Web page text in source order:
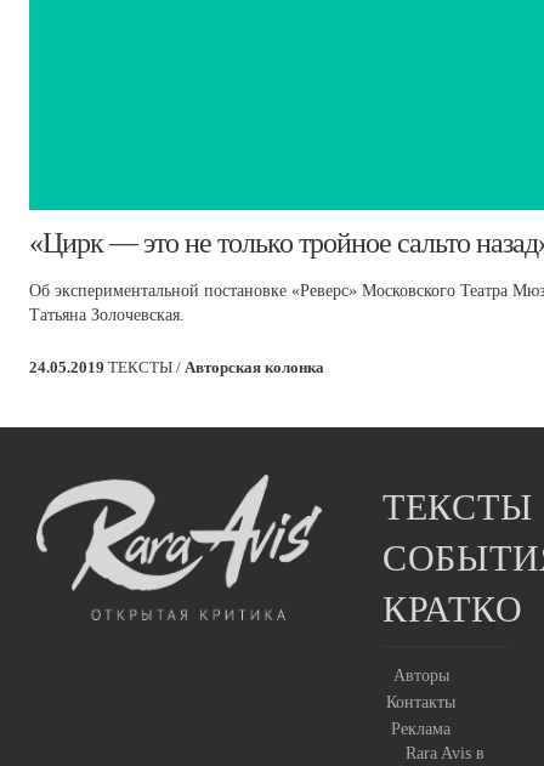
​«Цирк — это не только тройное сальто
Об экспериментальной постановке «Реверс» Московского Театра
Татьяна Золочевская.
24.05.2019 ТЕКСТЫ / Авторская колонка
ТЕКСТЫ
КРАТКО
Авторы
Контакты
Реклама
Rara Avis в